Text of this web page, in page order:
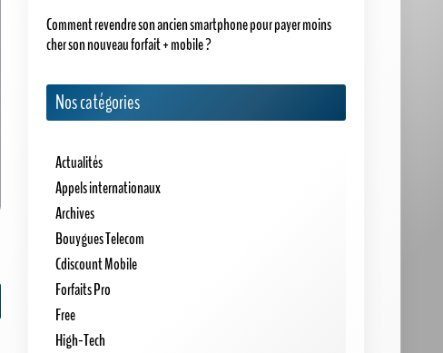
Comment revendre son ancien smartphone pour payer moins
cher son nouveau forfait + mobile ?
Nos catégories
Actualités
Appels internationaux
Archives
Bouygues Telecom
Cdiscount Mobile
Forfaits Pro
Free
High-Tech